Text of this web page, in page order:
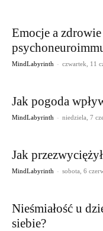
Emocje a
MindLabyrinth - czwartek, 11
Jak pogoda
MindLabyrinth - niedziela, 7
Jak
MindLabyrinth - sobota, 6
Nieśmiałość u
siebie?